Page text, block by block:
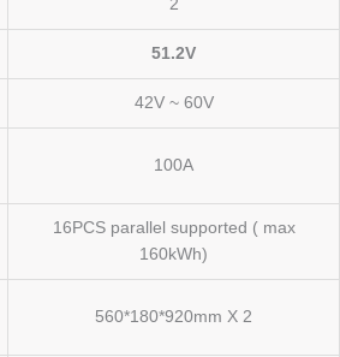
2
51.2V
42V ~ 60V
100A
16PCS parallel supported ( max
160kWh)
560*180*920mm X 2